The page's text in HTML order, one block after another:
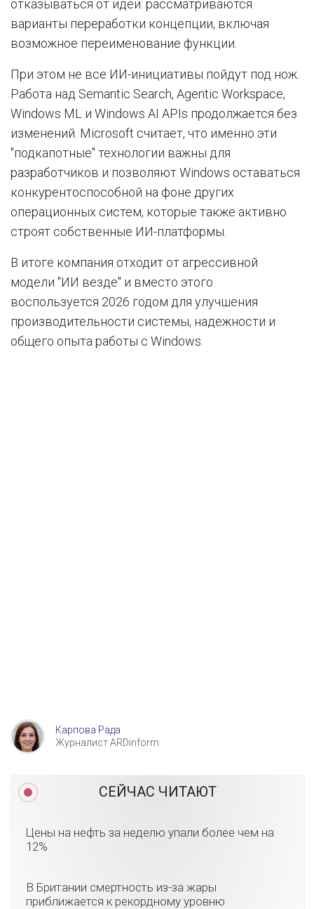
отказываться от идеи: рассматриваются
варианты переработки концепции, включая
возможное переименование функции.
При этом не все ИИ-инициативы пойдут под нож.
Работа над Semantic Search, Agentic Workspace,
Windows ML и Windows AI APIs продолжается без
изменений. Microsoft считает, что именно эти
"подкапотные" технологии важны для
разработчиков и позволяют Windows оставаться
конкурентоспособной на фоне других
операционных систем, которые также активно
строят собственные ИИ-платформы.
В итоге компания отходит от агрессивной
модели "ИИ везде" и вместо этого
воспользуется 2026 годом для улучшения
производительности системы, надежности и
общего опыта работы с Windows.
Карпова Рада
Журналист ARDinform
СЕЙЧАС ЧИТАЮТ
Цены на нефть за неделю упали более чем на
12%
В Британии смертность из-за жары
приближается к рекордному уровню